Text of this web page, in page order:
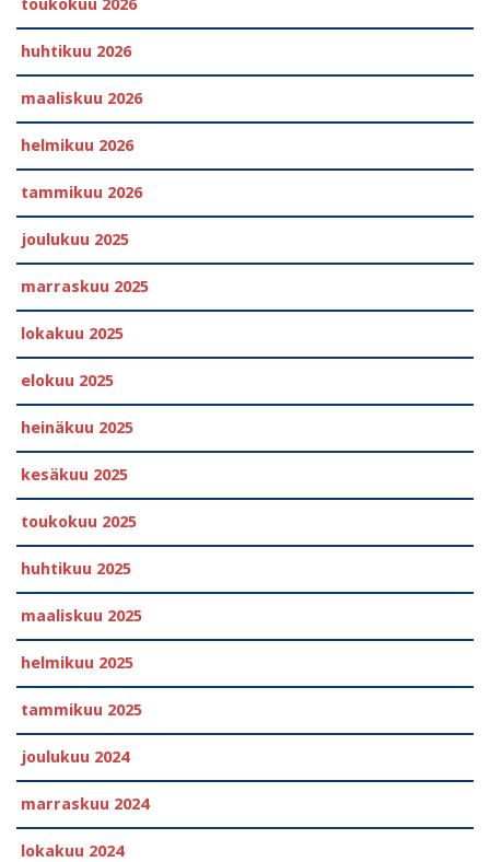
huhtikuu 2026
maaliskuu 2026
helmikuu 2026
tammikuu 2026
joulukuu 2025
marraskuu 2025
lokakuu 2025
elokuu 2025
heinäkuu 2025
kesäkuu 2025
toukokuu 2025
huhtikuu 2025
maaliskuu 2025
helmikuu 2025
tammikuu 2025
joulukuu 2024
marraskuu 2024
lokakuu 2024